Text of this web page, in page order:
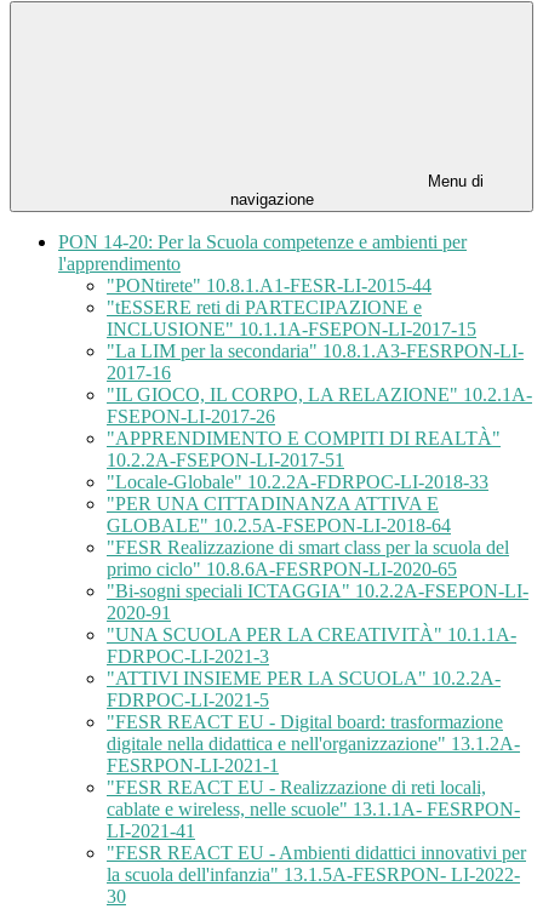
Menu di
navigazione
PON 14-20: Per la Scuola competenze e ambienti per
l'apprendimento
"PONtirete" 10.8.1.A1-FESR-LI-2015-44
"tESSERE reti di PARTECIPAZIONE e
INCLUSIONE" 10.1.1A-FSEPON-LI-2017-15
"La LIM per la secondaria" 10.8.1.A3-FESRPON-LI-
2017-16
"IL GIOCO, IL CORPO, LA RELAZIONE" 10.2.1A-
FSEPON-LI-2017-26
"APPRENDIMENTO E COMPITI DI REALTÀ"
10.2.2A-FSEPON-LI-2017-51
"Locale-Globale" 10.2.2A-FDRPOC-LI-2018-33
"PER UNA CITTADINANZA ATTIVA E
GLOBALE" 10.2.5A-FSEPON-LI-2018-64
"FESR Realizzazione di smart class per la scuola del
primo ciclo" 10.8.6A-FESRPON-LI-2020-65
"Bi-sogni speciali ICTAGGIA" 10.2.2A-FSEPON-LI-
2020-91
"UNA SCUOLA PER LA CREATIVITÀ" 10.1.1A-
FDRPOC-LI-2021-3
"ATTIVI INSIEME PER LA SCUOLA" 10.2.2A-
FDRPOC-LI-2021-5
"FESR REACT EU - Digital board: trasformazione
digitale nella didattica e nell'organizzazione" 13.1.2A-
FESRPON-LI-2021-1
"FESR REACT EU - Realizzazione di reti locali,
cablate e wireless, nelle scuole" 13.1.1A- FESRPON-
LI-2021-41
"FESR REACT EU - Ambienti didattici innovativi per
la scuola dell'infanzia" 13.1.5A-FESRPON- LI-2022-
30